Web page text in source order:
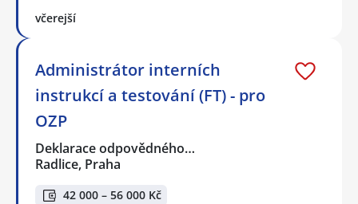
včerejší
Administrátor interních
instrukcí a testování (FT) - pro
OZP
Deklarace odpovědného…
Radlice, Praha
42 000 – 56 000 Kč